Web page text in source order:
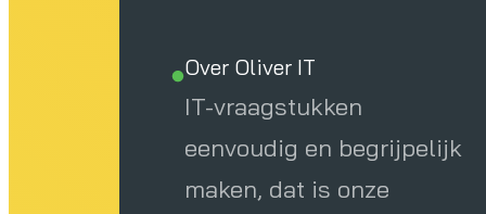
Over Oliver IT
IT-vraagstukken
eenvoudig en begrijpelijk
maken, dat is onze